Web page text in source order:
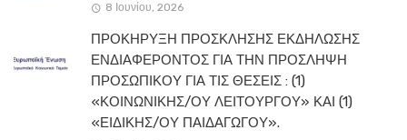
8 Ιουνίου, 2026
ΠΡΟΚΗΡΥΞΗ ΠΡΟΣΚΛΗΣΗΣ ΕΚΔΗΛΩΣΗΣ
ΕΝΔΙΑΦΕΡΟΝΤΟΣ ΓΙΑ ΤΗΝ ΠΡΟΣΛΗΨΗ
ΠΡΟΣΩΠΙΚΟΥ ΓΙΑ ΤΙΣ ΘΕΣΕΙΣ : (1)
«ΚΟΙΝΩΝΙΚΗΣ/ΟΥ ΛΕΙΤΟΥΡΓΟΥ» ΚΑΙ (1)
«ΕΙΔΙΚΗΣ/ΟΥ ΠΑΙΔΑΓΩΓΟΥ».